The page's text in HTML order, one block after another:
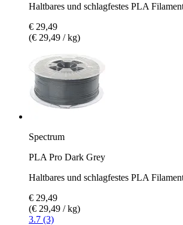
Haltbares und schlagfestes PLA
€ 29,49
(€ 29,49 / kg)
Spectrum
PLA Pro Dark Grey
Haltbares und schlagfestes PLA
€ 29,49
(€ 29,49 / kg)
3.7 (3)